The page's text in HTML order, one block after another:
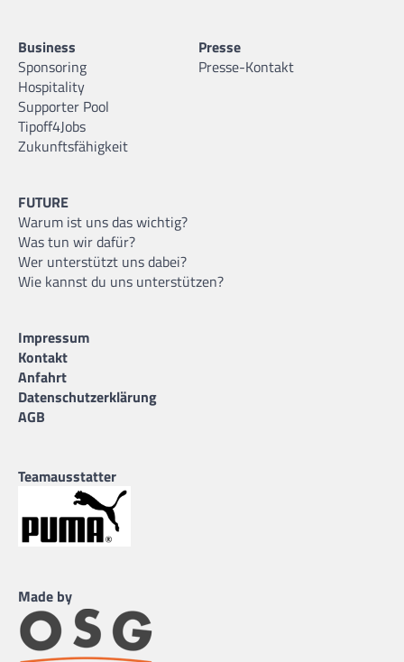
Business
Sponsoring
Hospitality
Supporter Pool
Tipoff4Jobs
Zukunftsfähigkeit
Presse
Presse-Kontakt
FUTURE
Warum ist uns das wichtig?
Was tun wir dafür?
Wer unterstützt uns dabei?
Wie kannst du uns unterstützen?
Impressum
Kontakt
Anfahrt
Datenschutzerklärung
AGB
Teamausstatter
Made by